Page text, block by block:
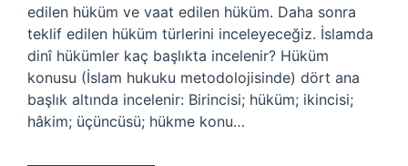
edilen hüküm ve vaat edilen hüküm. Daha sonra
teklif edilen hüküm türlerini inceleyeceğiz. İslamda
dinî hükümler kaç başlıkta incelenir? Hüküm
konusu (İslam hukuku metodolojisinde) dört ana
başlık altında incelenir: Birincisi; hüküm; ikincisi;
hâkim; üçüncüsü; hükme konu…